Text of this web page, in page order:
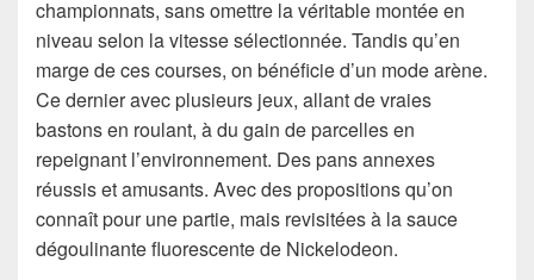
championnats, sans omettre la véritable montée en
niveau selon la vitesse sélectionnée. Tandis qu’en
marge de ces courses, on bénéficie d’un mode arène.
Ce dernier avec plusieurs jeux, allant de vraies
bastons en roulant, à du gain de parcelles en
repeignant l’environnement. Des pans annexes
réussis et amusants. Avec des propositions qu’on
connaît pour une partie, mais revisitées à la sauce
dégoulinante fluorescente de Nickelodeon.